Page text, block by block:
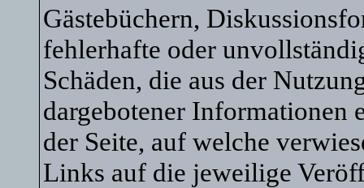
Gästebüchern,
fehlerhafte oder
Schäden, die aus der
dargebotener Informationen
der Seite, auf welche
Links auf die jeweilige